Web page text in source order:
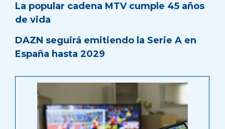
La popular cadena MTV cumple 45 años
de vida
DAZN seguirá emitiendo la Serie A en
España hasta 2029